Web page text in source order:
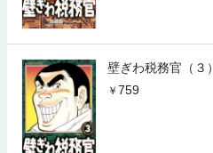
壁ぎわ税務官（３）
759